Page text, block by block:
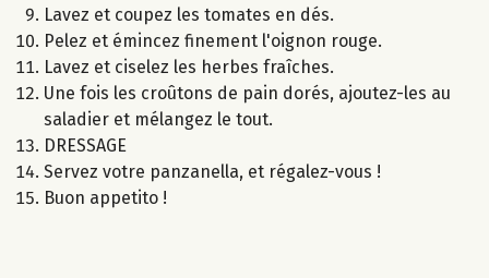
Lavez et coupez les tomates en dés.
Pelez et émincez finement l'oignon rouge.
Lavez et ciselez les herbes fraîches.
Une fois les croûtons de pain dorés, ajoutez-les au
saladier et mélangez le tout.
DRESSAGE
Servez votre panzanella, et régalez-vous !
Buon appetito !